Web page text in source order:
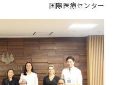
国際医療センター